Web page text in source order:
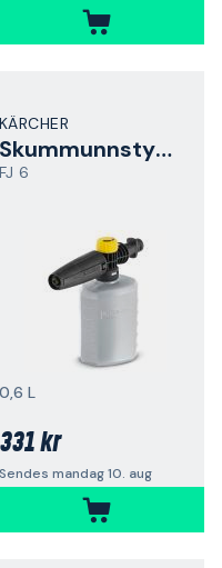
KÄRCHER
Skummunnstykke
FJ 6
0,6 L
331 kr
Sendes mandag 10. aug